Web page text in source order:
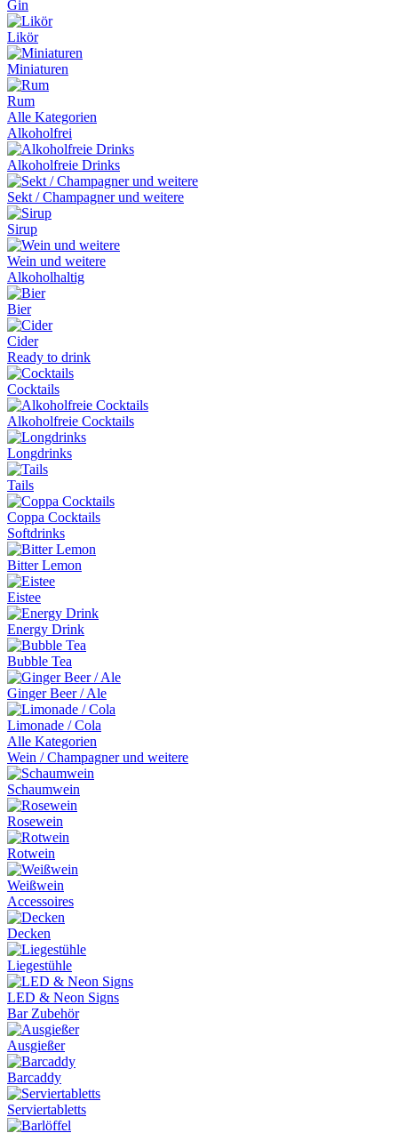
Gin
Likör
Miniaturen
Rum
Alle Kategorien
Alkoholfrei
Alkoholfreie Drinks
Sekt / Champagner und weitere
Sirup
Wein und weitere
Alkoholhaltig
Bier
Cider
Ready to drink
Cocktails
Alkoholfreie Cocktails
Longdrinks
Tails
Coppa Cocktails
Softdrinks
Bitter Lemon
Eistee
Energy Drink
Bubble Tea
Ginger Beer / Ale
Limonade / Cola
Alle Kategorien
Wein / Champagner und weitere
Schaumwein
Rosewein
Rotwein
Weißwein
Accessoires
Decken
Liegestühle
LED & Neon Signs
Bar Zubehör
Ausgießer
Barcaddy
Serviertabletts